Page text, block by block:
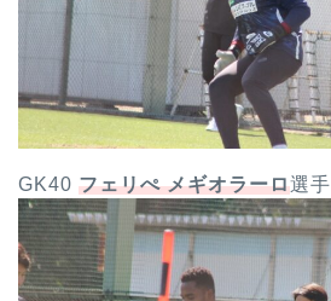
GK40 フェリぺ メギオラーロ選手